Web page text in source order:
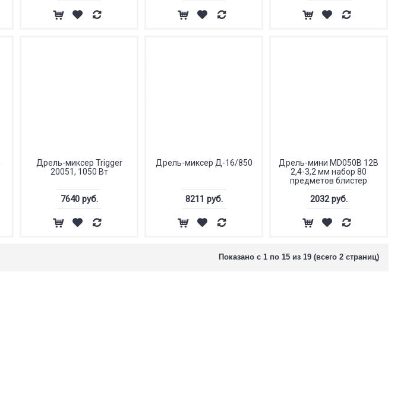
Дрель-миксер Trigger
20051, 1050 Вт
7640 руб.
Дрель-миксер Д-16/850
8211 руб.
Дрель-мини MD050B 12В
2,4-3,2 мм набор 80
предметов блистер
2032 руб.
Показано с 1 по 15 из 19 (всего 2 страниц)